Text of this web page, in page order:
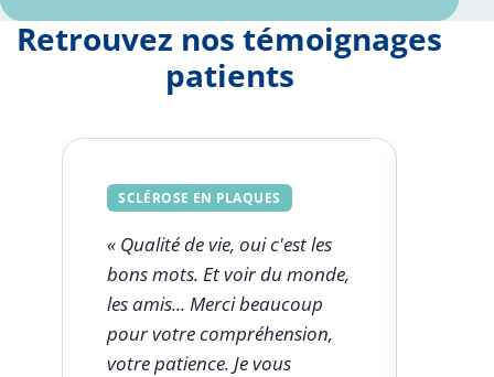
Retrouvez nos témoignages
patients
SCLÉROSE EN PLAQUES
« Qualité de vie, oui c'est les
bons mots. Et voir du monde,
les amis... Merci beaucoup
pour votre compréhension,
votre patience. Je vous